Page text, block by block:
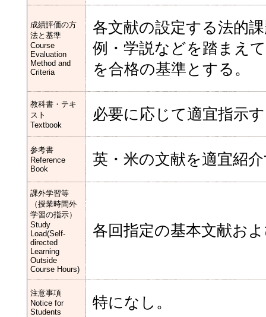
成績評価の方
法と基準
Course
Evaluation
Method and
Criteria
各文献の設定する法的
例・学説などを踏まえ
を合格の基準とする。
教科書・テキ
スト
Textbook
必要に応じて適宜指示
参考書
Reference
Book
英・米の文献を適宜紹
課外学習等
（授業時間外
学習の指示）
Study
Load(Self-
directed
Learning
Outside
Course Hours)
各回指定の基本文献お
注意事項
Notice for
Students
特になし。